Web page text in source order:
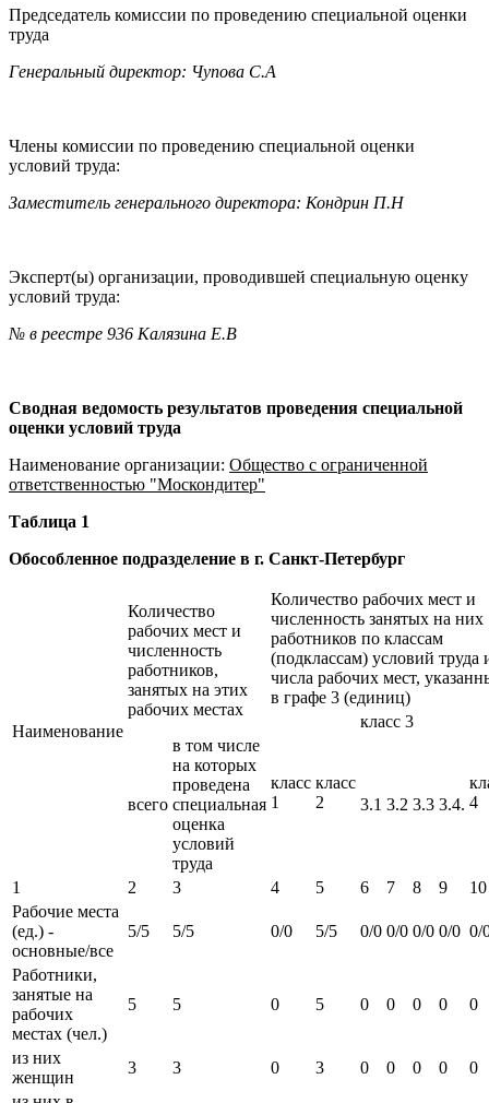
Председатель комиссии по проведению специальной оценки
труда
Генеральный директор: Чупова С.А
Члены комиссии по проведению специальной оценки
условий труда:
Заместитель генерального директора: Кондрин П.Н
Эксперт(ы) организации, проводившей специальную оценку
условий труда:
№ в реестре 936 Калязина Е.В
Сводная ведомость результатов проведения специальной
оценки условий труда
Наименование организации: Общество с ограниченной
ответственностью "Москондитер"
Таблица 1
Обособленное подразделение в г. Санкт-Петербург
Наименование
Количество
рабочих мест и
численность
работников,
занятых на этих
рабочих местах
Количество рабочих мест и
численность занятых на них
работников по классам
(подклассам) условий труда
числа рабочих мест,
в графе 3 (единиц)
класс
1
класс
2
класс 3
4
всего
в том числе
на которых
проведена
специальная
оценка
условий
труда
3.1 3.2 3.3 3.4.
1 2 3 4 5 6 7 8 9
10
Рабочие места
(ед.) -
основные/все
5/5 5/5 0/0 5/5 0/0 0/0 0/0 0/0 0/
Работники,
занятые на
рабочих
местах (чел.)
5 5 0 5 0 0 0 0 0
из них
женщин
3 3 0 3 0 0 0 0
0